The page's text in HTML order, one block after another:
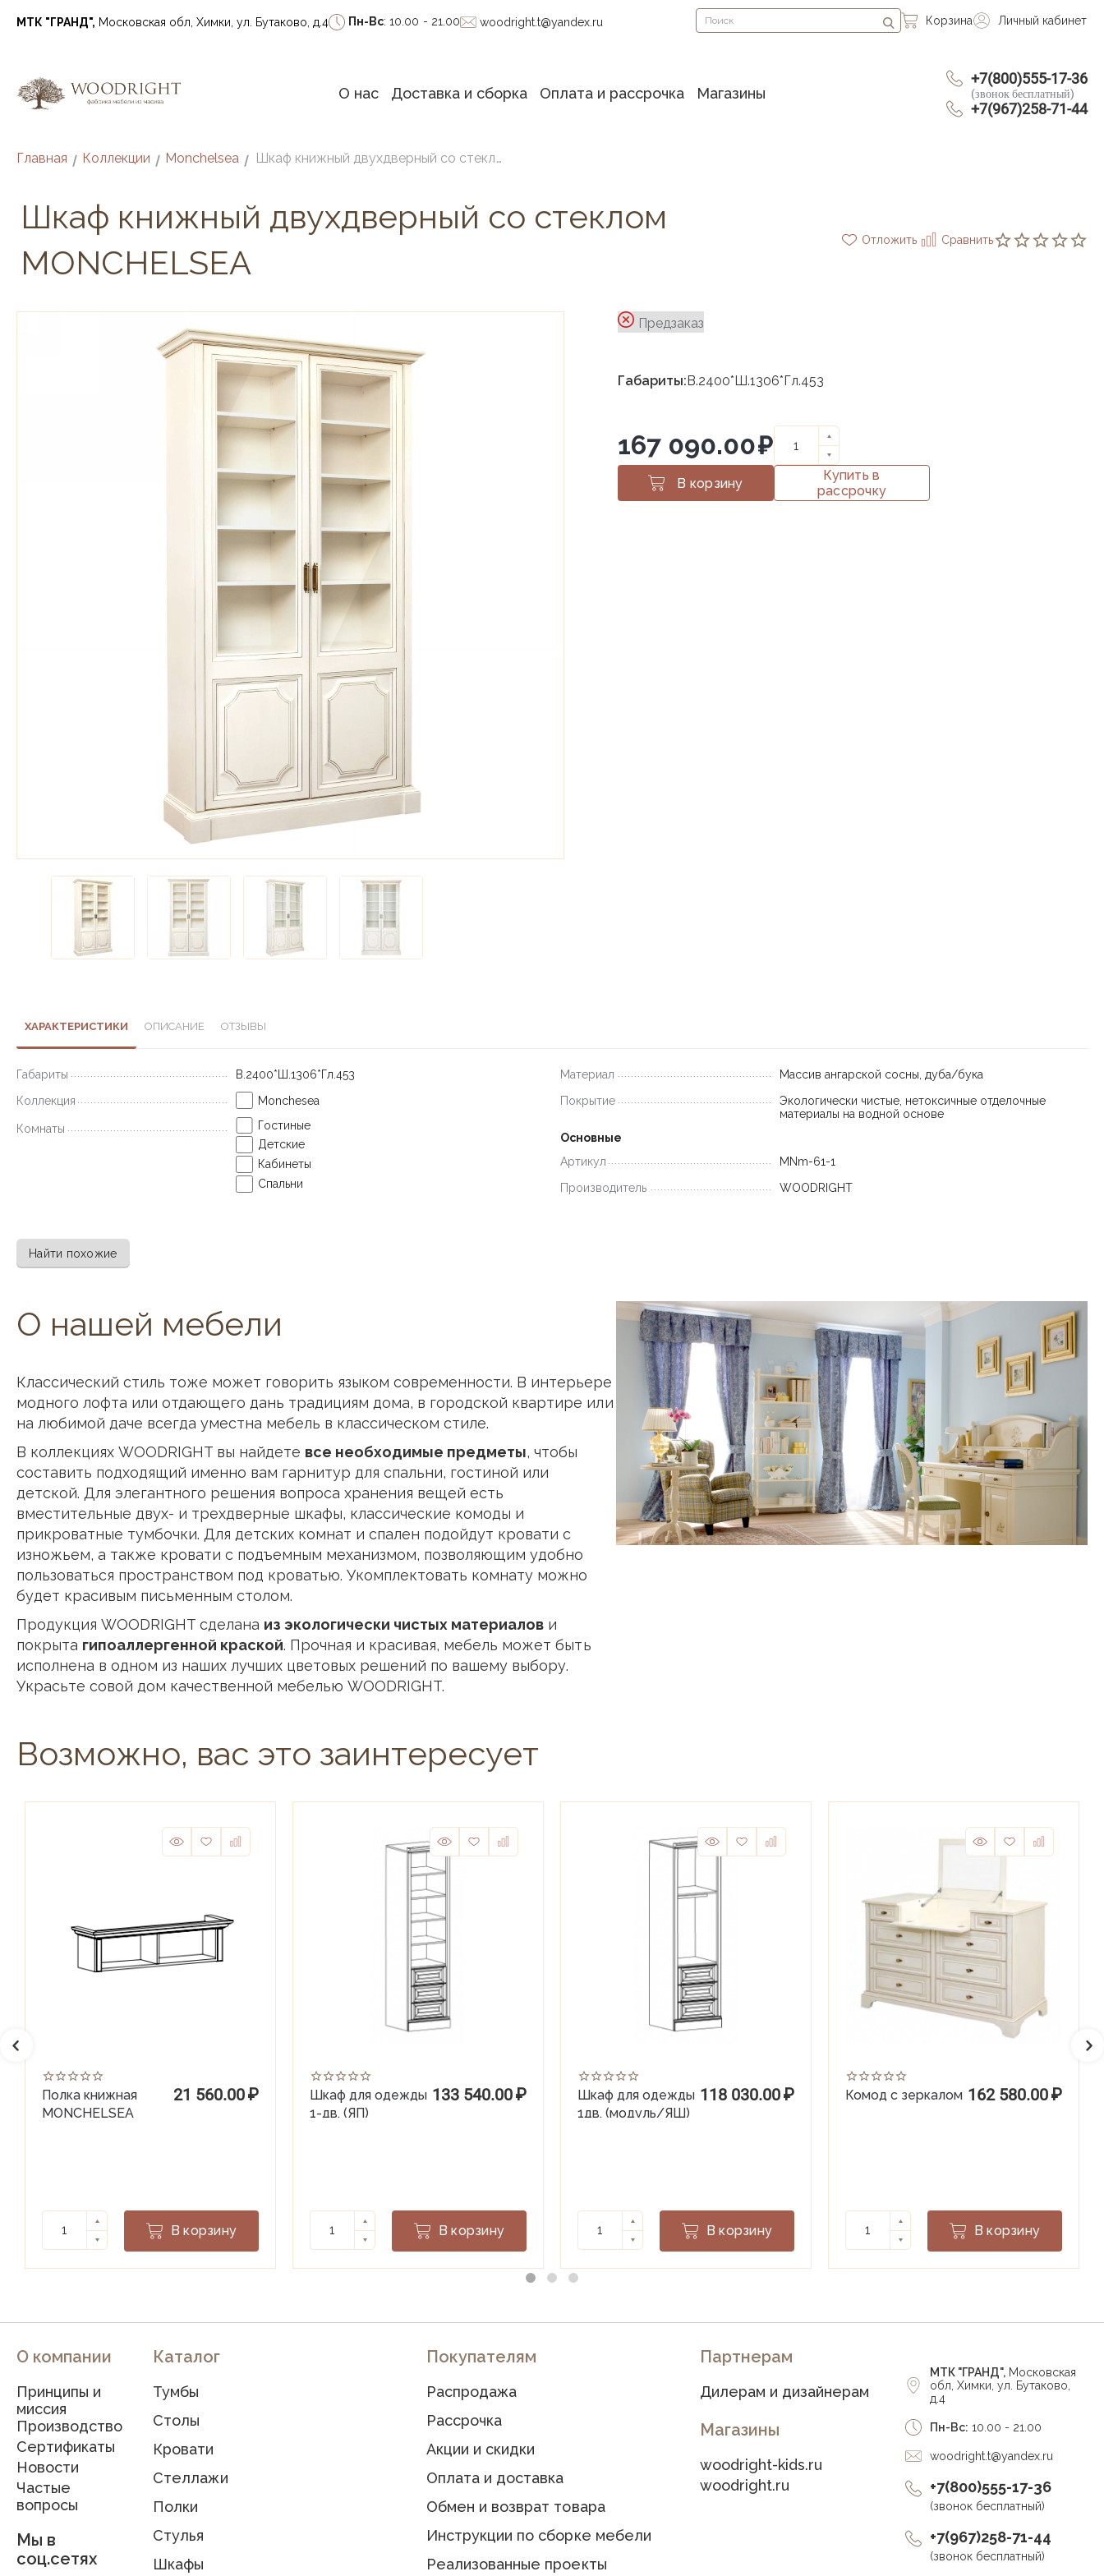
МТК "ГРАНД", Московская обл, Химки, ул. Бутаково, д.4 Пн-Вс: 10.00 - 21.00 woodright.t@yandex.ru Личный кабинет
Корзина
О нас Доставка и сборка Оплата и рассрочка Магазины
+7(800)555-17-36
(звонок бесплатный)
+7(967)258-71-44
Главная / Коллекции / Monchelsea / Шкаф книжный двухдверный со стеклом MONCHELSEA
Шкаф книжный двухдверный со стеклом
MONCHELSEA
Отложить Сравнить
Предзаказ
Габариты:В.2400*Ш.1306*Гл.453
167 090.00₽
В корзину
Купить в
рассрочку
ХАРАКТЕРИСТИКИ ОПИСАНИЕ ОТЗЫВЫ
Габариты
В.2400*Ш.1306*Гл.453
Коллекция
Monchesea
Комнаты
Гостиные
Детские
Кабинеты
Спальни
Материал
Массив ангарской сосны, дуба/бука
Покрытие
Экологически чистые, нетоксичные отделочные
материалы на водной основе
Основные
Артикул
MNm-61-1
Производитель
WOODRIGHT
Найти похожие
О нашей мебели
Классический стиль тоже может говорить языком современности. В интерьере
модного лофта или отдающего дань традициям дома, в городской квартире или
на любимой даче всегда уместна мебель в классическом стиле.
В коллекциях WOODRIGHT вы найдете все необходимые предметы, чтобы
составить подходящий именно вам гарнитур для спальни, гостиной или
детской. Для элегантного решения вопроса хранения вещей есть
вместительные двух- и трехдверные шкафы, классические комоды и
прикроватные тумбочки. Для детских комнат и спален подойдут кровати с
изножьем, а также кровати с подъемным механизмом, позволяющим удобно
пользоваться пространством под кроватью. Укомплектовать комнату можно
будет красивым письменным столом.
Продукция WOODRIGHT сделана из экологически чистых материалов и
покрыта гипоаллергенной краской. Прочная и красивая, мебель может быть
исполнена в одном из наших лучших цветовых решений по вашему выбору.
Украсьте совой дом качественной мебелью WOODRIGHT.
Возможно, вас это заинтересует
Полка книжная
MONCHELSEA
21 560.00₽
В корзину
Шкаф для одежды
1-дв. (ЯП)
133 540.00₽
В корзину
Шкаф для одежды
1дв. (модуль/ЯШ)
118 030.00₽
В корзину
Комод с зеркалом 162 580.00₽
В корзину
О компании
Принципы и
миссия
Производство
Сертификаты
Новости
Частые
вопросы
Мы в
соц.сетях
Каталог
Тумбы
Столы
Кровати
Стеллажи
Полки
Стулья
Шкафы
Покупателям
Распродажа
Рассрочка
Акции и скидки
Оплата и доставка
Обмен и возврат товара
Инструкции по сборке мебели
Реализованные проекты
Партнерам
Дилерам и дизайнерам
Магазины
woodright-kids.ru
woodright.ru
МТК "ГРАНД", Московская
обл, Химки, ул. Бутаково,
д.4
Пн-Вс: 10.00 - 21.00
woodright.t@yandex.ru
+7(800)555-17-36
(звонок бесплатный)
+7(967)258-71-44
(звонок бесплатный)